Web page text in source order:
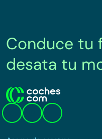
Conduce tu
desata tu